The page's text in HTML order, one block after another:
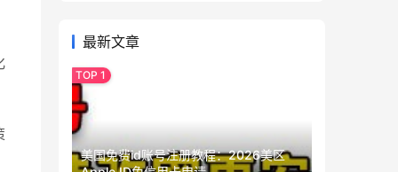
最新文章
美国免费id账号注册教程：2026美区